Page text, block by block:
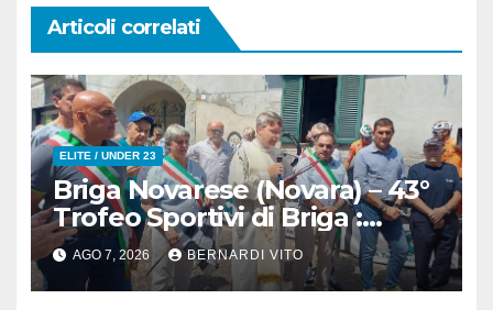
Articoli correlati
ELITE / UNDER 23
Briga Novarese (Novara) – 43°
Trofeo Sportivi di Briga :
Nicolò Arrighetti è ancora lui il
Re del Muro di San
Colombano
AGO 7, 2026 BERNARDI VITO